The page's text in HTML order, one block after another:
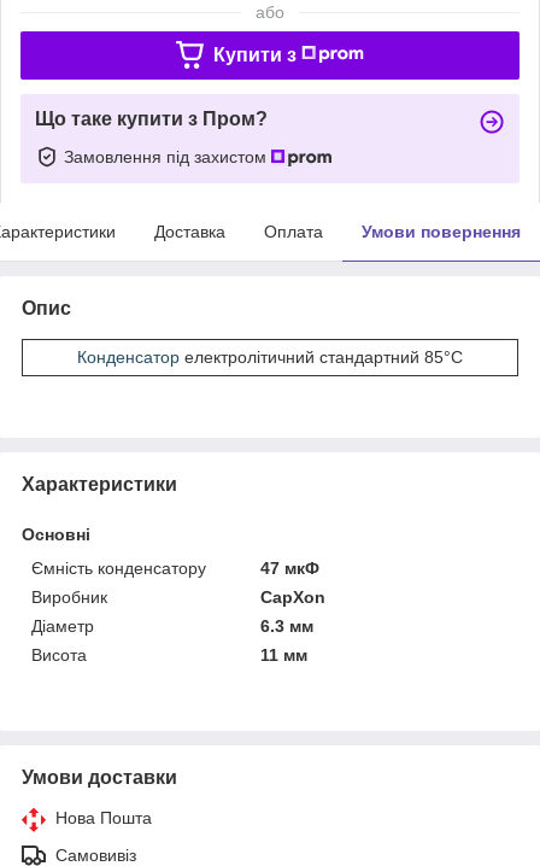
або
Купити з
Що таке купити з Пром?
Замовлення під захистом
Доставка Оплата Умови повернення
Опис
Конденсатор електролітичний стандартний 85°С
Характеристики
Основні
Ємність конденсатору
47 мкФ
Виробник
CapXon
Діаметр
6.3 мм
Висота
11 мм
Умови доставки
Нова Пошта
Самовивіз